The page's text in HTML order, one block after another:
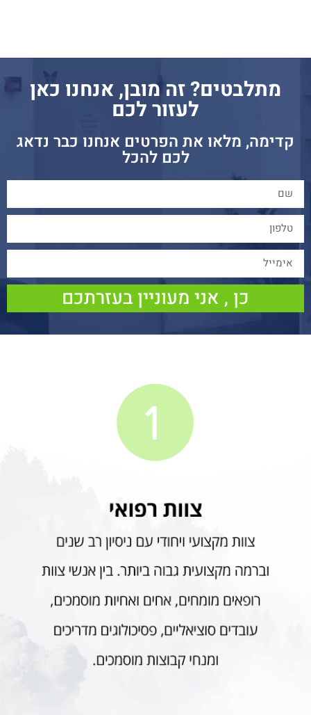
מתלבטים? זה מובן, אנחנו כאן
לעזור לכם
קדימה, מלאו את הפרטים אנחנו כבר נדאג
לכם להכל
כן , אני מעוניין בעזרתכם